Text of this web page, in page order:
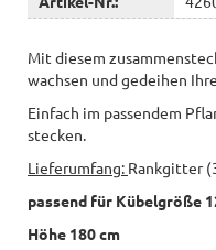
Mit diesem
wachsen und gedeihen
Einfach im passendem
stecken.
Lieferumfang: Rankgitter
passend für Kübelgröße
Höhe 180 cm